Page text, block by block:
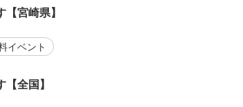
宮崎県】
イベント
全国】